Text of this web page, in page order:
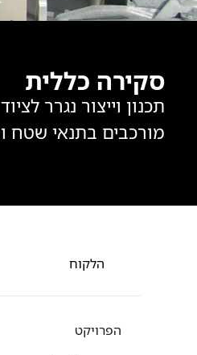
סקירה כללית
תכנון וייצור נגרר
מורכבים בתנאי שטח
הלקוח
הפרויקט